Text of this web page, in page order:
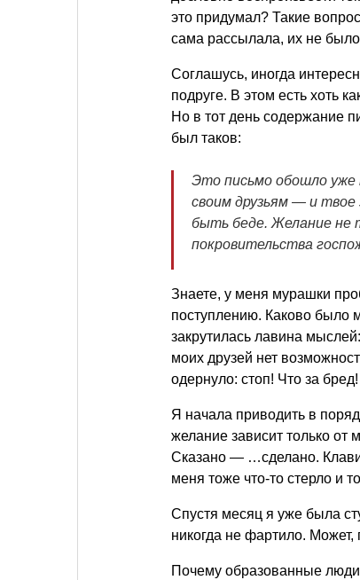
это придумал? Такие
сама рассылала, их не
Соглашусь, иногда
подруге. В этом есть хоть
Но в тот день содержание
был таков:
Это письмо обошло уже
своим друзьям — и
быть беде. Желание не
покровительства
Знаете, у меня мурашки
поступлению. Каково было
закрутилась лавина
моих друзей нет
одернуло: стоп! Что за бред!
Я начала приводить в
желание зависит только
Сказано — …сделано.
меня тоже что-то стерло и
Спустя месяц я уже была
никогда не фартило. Может,
Почему образованные люди